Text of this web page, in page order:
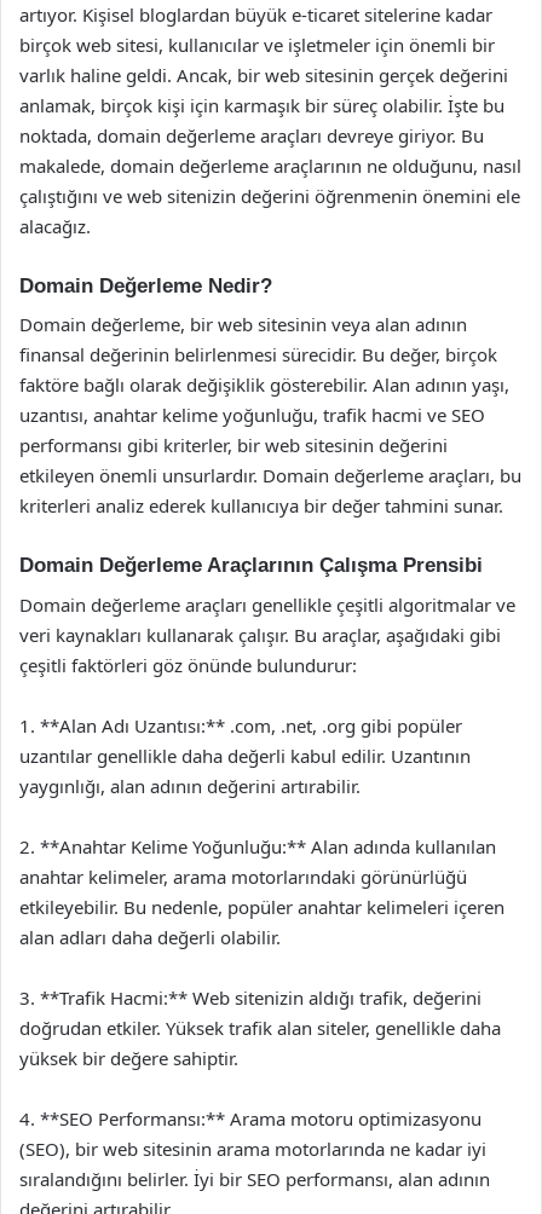
artıyor. Kişisel bloglardan büyük e-ticaret sitelerine kadar
birçok web sitesi, kullanıcılar ve işletmeler için önemli bir
varlık haline geldi. Ancak, bir web sitesinin gerçek değerini
anlamak, birçok kişi için karmaşık bir süreç olabilir. İşte bu
noktada, domain değerleme araçları devreye giriyor. Bu
makalede, domain değerleme araçlarının ne olduğunu, nasıl
çalıştığını ve web sitenizin değerini öğrenmenin önemini ele
alacağız.
Domain Değerleme Nedir?
Domain değerleme, bir web sitesinin veya alan adının
finansal değerinin belirlenmesi sürecidir. Bu değer, birçok
faktöre bağlı olarak değişiklik gösterebilir. Alan adının yaşı,
uzantısı, anahtar kelime yoğunluğu, trafik hacmi ve SEO
performansı gibi kriterler, bir web sitesinin değerini
etkileyen önemli unsurlardır. Domain değerleme araçları, bu
kriterleri analiz ederek kullanıcıya bir değer tahmini sunar.
Domain Değerleme Araçlarının Çalışma Prensibi
Domain değerleme araçları genellikle çeşitli algoritmalar ve
veri kaynakları kullanarak çalışır. Bu araçlar, aşağıdaki gibi
çeşitli faktörleri göz önünde bulundurur:
1. **Alan Adı Uzantısı:** .com, .net, .org gibi popüler
uzantılar genellikle daha değerli kabul edilir. Uzantının
yaygınlığı, alan adının değerini artırabilir.
2. **Anahtar Kelime Yoğunluğu:** Alan adında kullanılan
anahtar kelimeler, arama motorlarındaki görünürlüğü
etkileyebilir. Bu nedenle, popüler anahtar kelimeleri içeren
alan adları daha değerli olabilir.
3. **Trafik Hacmi:** Web sitenizin aldığı trafik, değerini
doğrudan etkiler. Yüksek trafik alan siteler, genellikle daha
yüksek bir değere sahiptir.
4. **SEO Performansı:** Arama motoru optimizasyonu
(SEO), bir web sitesinin arama motorlarında ne kadar iyi
sıralandığını belirler. İyi bir SEO performansı, alan adının
değerini artırabilir.